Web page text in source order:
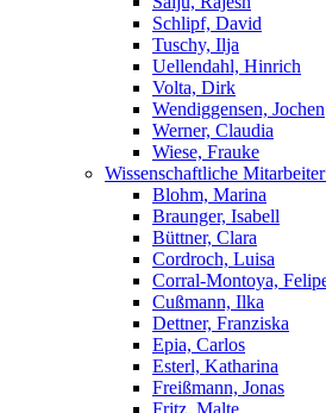
Schlipf, David
Tuschy, Ilja
Uellendahl, Hinrich
Volta, Dirk
Wendiggensen, Jochen
Werner, Claudia
Wiese, Frauke
Wissenschaftliche
Blohm, Marina
Braunger, Isabell
Büttner, Clara
Cordroch, Luisa
Corral-Montoya,
Cußmann, Ilka
Dettner, Franziska
Epia, Carlos
Esterl, Katharina
Freißmann, Jonas
Fritz, Malte